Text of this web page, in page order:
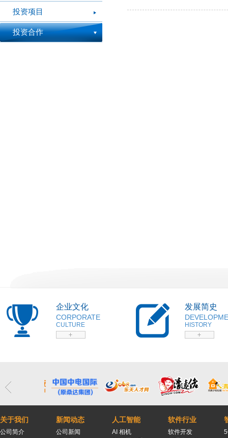
投资项目
投资合作
企业文化
CORPORATE
CULTURE
发展简史
HISTORY
关于我们
公司简介
新闻动态
公司新闻
人工智能
AI 相机
软件行业
软件开发